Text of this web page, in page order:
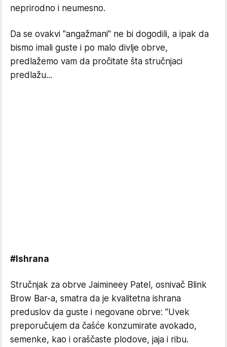
neprirodno i neumesno.
Da se ovakvi "angažmani" ne bi dogodili, a ipak da
bismo imali guste i po malo divlje obrve,
predlažemo vam da pročitate šta stručnjaci
predlažu...
#Ishrana
Stručnjak za obrve Jaimineey Patel, osnivač Blink
Brow Bar-a, smatra da je kvalitetna ishrana
preduslov da guste i negovane obrve: "Uvek
preporučujem da čašće konzumirate avokado,
semenke, kao i oraščaste plodove, jaja i ribu.